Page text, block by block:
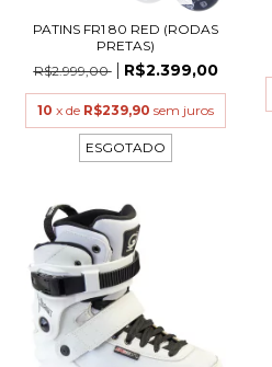
PATINS FR1 80 RED (RODAS
PRETAS)
R$2.999,00
R$2.399,00
10 x de R$239,90 sem juros
ESGOTADO